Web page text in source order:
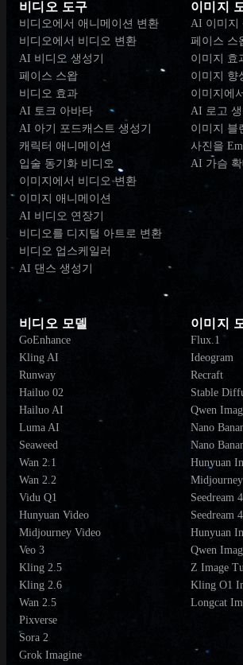
비디오 도구
비디오에서 애니메이션 변환
비디오에서 비디오 변환
AI 비디오 생성기
페이스 스왑
비디오 효과
AI 토크 아바타
AI 아기 포드캐스트 생성기
캐릭터 애니메이션
입술 동기화 비디오
이미지에서 비디오 변환
이미지 애니메이션
AI 비디오 연장기
비디오를 디지털 아트로 변환
비디오 업스케일러
AI 댄스 생성기
이미지
AI 이미지
페이스 스
이미지 효
이미지 향
이미지에
AI 로고 생
이미지 블
사진을
AI 가슴 확
비디오 모델
GoEnhance
Kling AI
Runway
Hailuo 02
Hailuo AI
Luma AI
Seaweed
Wan 2.1
Wan 2.2
Vidu Q1
Hunyuan Video
Midjourney Video
Veo 3
Kling 2.5
Kling 2.6
Wan 2.5
Pixverse
Sora 2
Grok Imagine
이미지
Flux.1
Ideogram
Recraft
Stable
Qwen
Nano
Nano
Hunyuan
Seedream
Seedream
Hunyuan
Qwen
Z Image
Kling O1
Longcat